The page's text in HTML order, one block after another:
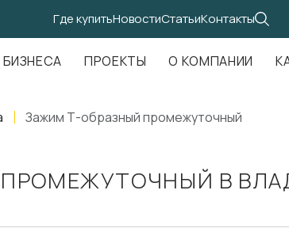
Где купитьНовостиСтатьиКонтакты
ПРОЕКТЫ О КОМПАНИИ
Зажим Т-образный промежуточный
В
оф. 707